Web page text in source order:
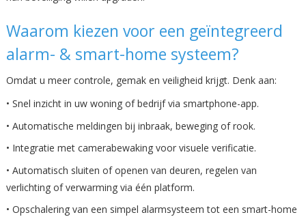
Waarom kiezen voor een geïntegreerd
alarm- & smart-home systeem?
Omdat u meer controle, gemak en veiligheid krijgt. Denk aan:
• Snel inzicht in uw woning of bedrijf via smartphone-app.
• Automatische meldingen bij inbraak, beweging of rook.
• Integratie met camerabewaking voor visuele verificatie.
• Automatisch sluiten of openen van deuren, regelen van
verlichting of verwarming via één platform.
• Opschalering van een simpel alarmsysteem tot een smart-home